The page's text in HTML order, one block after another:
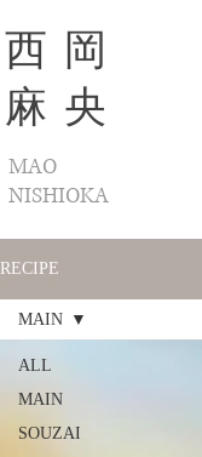
西 岡
麻 央
MAO​
NISHIOKA
RECIPE
ALL
MAIN
SOUZAI
MAIN